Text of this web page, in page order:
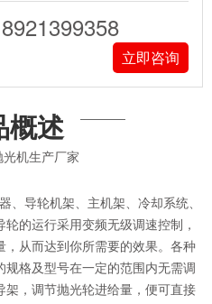
立即咨询
概述
机生产厂家
、导轮机架、主机架、冷却系统、
的运行采用变频无级调速控制，
从而达到你所需要的效果。各种
格及型号在一定的范围内无需调
，调节抛光轮进给量，便可直接